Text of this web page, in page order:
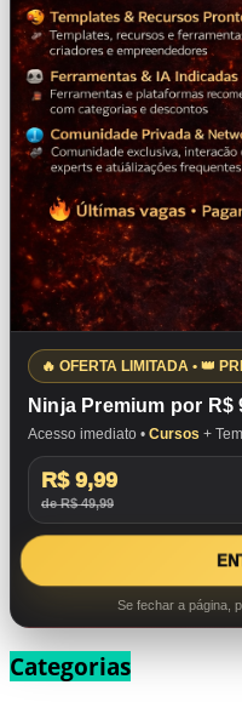
🔥 OFERTA LIMITADA • 👑
Ninja Premium por R$
Acesso imediato • Cursos +
R$ 9,99
de R$ 49,99
Se fechar a página,
Categorias